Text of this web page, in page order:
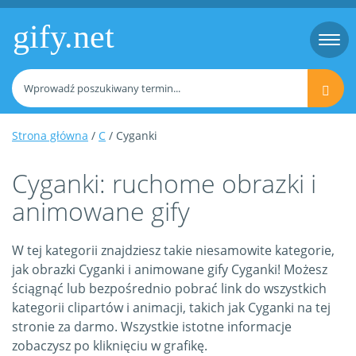
gify.net
Strona główna / C / Cyganki
Cyganki: ruchome obrazki i
animowane gify
W tej kategorii znajdziesz takie niesamowite kategorie,
jak obrazki Cyganki i animowane gify Cyganki! Możesz
ściągnąć lub bezpośrednio pobrać link do wszystkich
kategorii clipartów i animacji, takich jak Cyganki na tej
stronie za darmo. Wszystkie istotne informacje
zobaczysz po kliknięciu w grafikę.